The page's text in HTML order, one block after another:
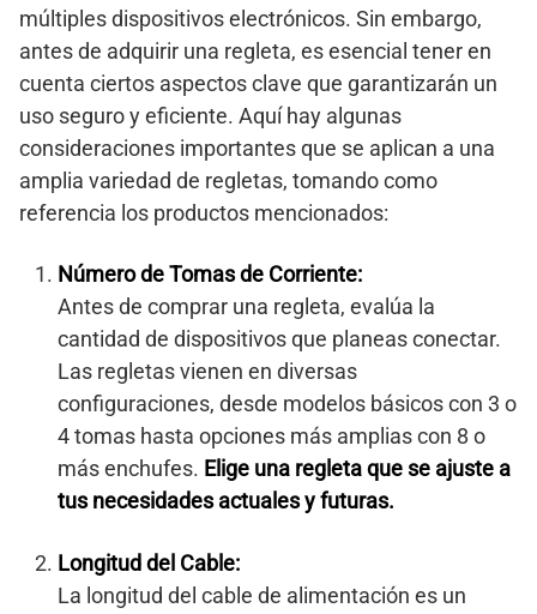
múltiples dispositivos electrónicos. Sin embargo,
antes de adquirir una regleta, es esencial tener en
cuenta ciertos aspectos clave que garantizarán un
uso seguro y eficiente. Aquí hay algunas
consideraciones importantes que se aplican a una
amplia variedad de regletas, tomando como
referencia los productos mencionados:
Número de Tomas de Corriente:
Antes de comprar una regleta, evalúa la
cantidad de dispositivos que planeas conectar.
Las regletas vienen en diversas
configuraciones, desde modelos básicos con 3 o
4 tomas hasta opciones más amplias con 8 o
más enchufes. Elige una regleta que se ajuste a
tus necesidades actuales y futuras.
Longitud del Cable:
La longitud del cable de alimentación es un